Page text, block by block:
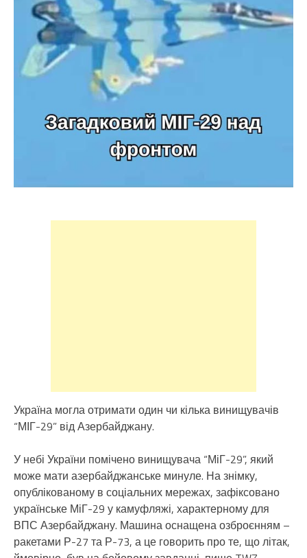
Україна могла отримати один чи кілька винищувачів
“МІГ-29” від Азербайджану.
У небі України помічено винищувача “МіГ-29”, який
може мати азербайджанське минуле. На знімку,
опублікованому в соціальних мережах, зафіксовано
українське МіГ-29 у камуфляжі, характерному для
ВПС Азербайджану. Машина оснащена озброєнням –
ракетами Р-27 та Р-73, а це говорить про те, що літак,